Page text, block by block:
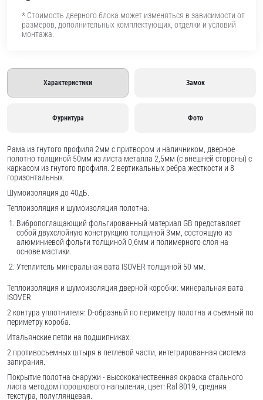
* Стоимость дверного блока может изменяться в зависимости от
размеров, дополнительных комплектующих, отделки и условий
монтажа.
Характеристики Замок
Фурнитура Фото
Рама из гнутого профиля 2мм с притвором и наличником, дверное
полотно толщиной 50мм из листа металла 2,5мм (с внешней стороны) c
каркасом из гнутого профиля. 2 вертикальных ребра жесткости и 8
горизонтальных.
Шумоизоляция до 40дБ.
Теплоизоляция и шумоизоляция полотна:
Вибропоглащающий фольгированный материал GB представляет
собой двухслойную конструкцию толщиной 3мм, состоящую из
алюминиевой фольги толщиной 0,6мм и полимерного слоя на
основе мастики.
Утеплитель минеральная вата ISOVER толщиной 50 мм.
Теплоизоляция и шумоизоляция дверной коробки: минеральная вата
ISOVER
2 контура уплотнителя: D-образный по периметру полотна и съемный по
периметру короба.
Итальянские петли на подшипниках.
2 противосъемных штыря в петлевой части, интегрированная система
запирания.
Покрытие полотна снаружи - высококачественная окраска стального
листа методом порошкового напыления, цвет: Ral 8019, средняя
текстура, полуглянцевая.